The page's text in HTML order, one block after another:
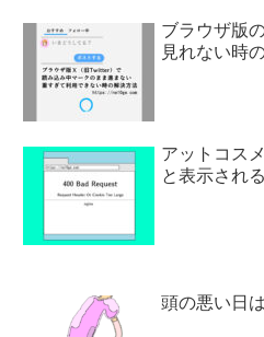
ブラウザ版
見れない時
アットコス
と表示され
頭の悪い日